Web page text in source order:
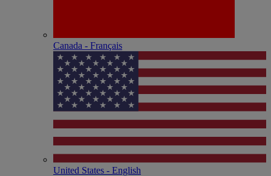
Canada - Français
United States - English